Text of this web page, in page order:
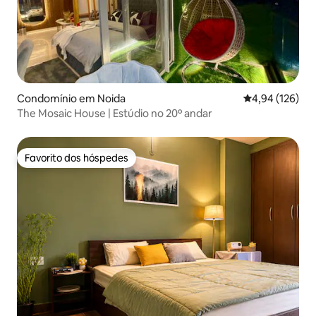
Condomínio em Noida Classificação
4,94 (126)
The Mosaic House | Estúdio no 20º andar
Favorito dos hóspedes
Favorito dos hóspedes